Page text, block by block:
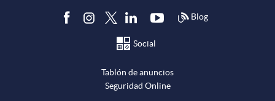
Blog
Social
Tablón de anuncios
Seguridad Online